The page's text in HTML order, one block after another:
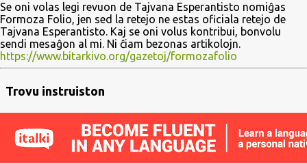
o
s
t
s
Se oni volas legi revuon de Tajvana Esperantisto nomiĝas
Formoza Folio, jen sed la retejo ne estas oficiala retejo de
Tajvana Esperantisto. Kaj se oni volus kontribui, bonvolu
sendi mesaĝon al mi. Ni ĉiam bezonas artikolojn.
https://www.bitarkivo.org/gazetoj/formozafolio
Trovu instruiston